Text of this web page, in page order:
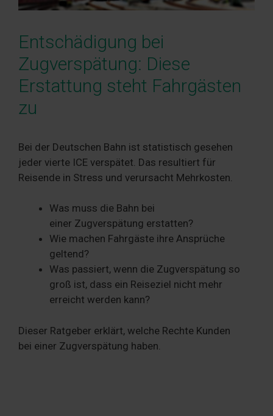
Entschädigung bei
Zugverspätung: Diese
Erstattung steht Fahrgästen
zu
Bei der Deutschen Bahn ist statistisch gesehen
jeder vierte ICE verspätet. Das resultiert für
Reisende in Stress und verursacht Mehrkosten.
Was muss die Bahn bei
einer Zugverspätung erstatten?
Wie machen Fahrgäste ihre Ansprüche
geltend?
Was passiert, wenn die Zugverspätung so
groß ist, dass ein Reiseziel nicht mehr
erreicht werden kann?
Dieser Ratgeber erklärt, welche Rechte Kunden
bei einer Zugverspätung haben.